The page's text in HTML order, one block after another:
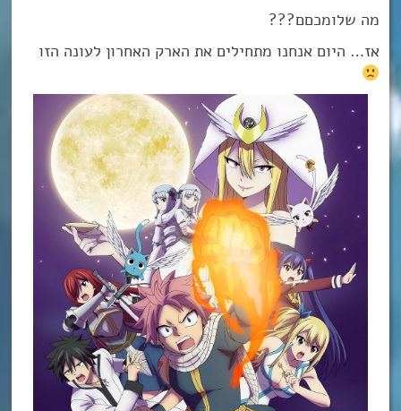
מה שלומכםם???
אז… היום אנחנו מתחילים את הארק האחרון לעונה הזו